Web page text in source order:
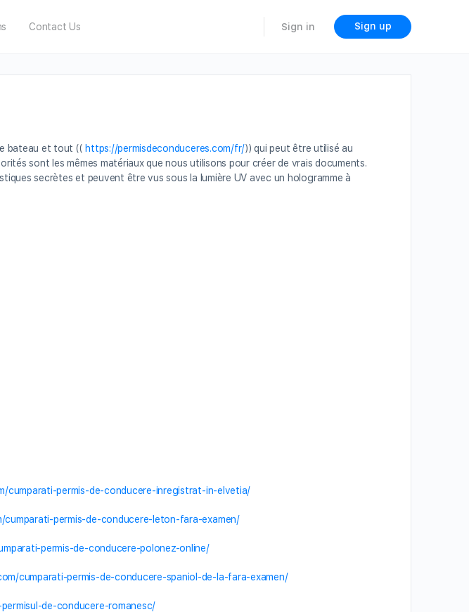
Contact Us Sign in Sign up
bateau et tout (( https://permisdeconduceres.com/fr/)) qui peut être utilisé au
sont les mêmes matériaux que nous utilisons pour créer de vrais documents.
secrètes et peuvent être vus sous la lumière UV avec un hologramme à
cumparati-permis-de-conducere-inregistrat-in-elvetia/
cumparati-permis-de-conducere-leton-fara-examen/
permis-de-conducere-polonez-online/
cumparati-permis-de-conducere-spaniol-de-la-fara-examen/
de-conducere-romanesc/